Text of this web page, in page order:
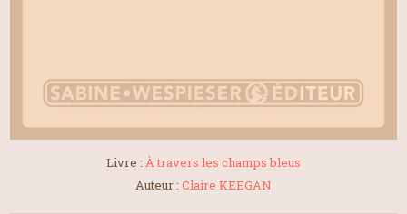
Livre : À travers les champs bleus
Auteur : Claire KEEGAN